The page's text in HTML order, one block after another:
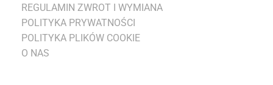
REGULAMIN ZWROT I WYMIANA
POLITYKA PRYWATNOŚCI
POLITYKA PLIKÓW COOKIE
O NAS